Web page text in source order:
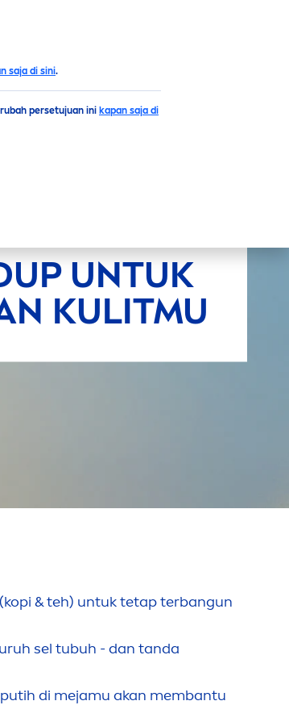
saja di sini.
persetujuan ini kapan saja di
UNTUK
KULITMU
& teh) untuk tetap terbangun
sel tubuh - dan tanda
di mejamu akan membantu